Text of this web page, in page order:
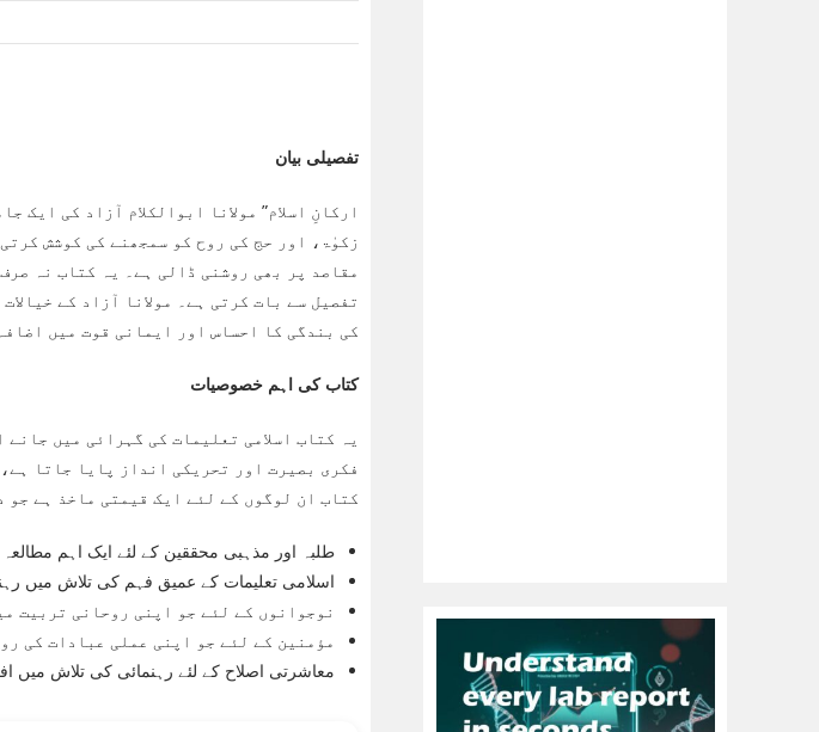
تفصیلی بیان
زکوٰۃ، اور حج کی روح کو سمجھنے کی کوشش
مقاصد پر بھی روشنی ڈالی ہے۔ یہ کتاب نہ
تفصیل سے بات کرتی ہے۔ مولانا آزاد کے
کی بندگی کا احساس اور ایمانی قوت میں
کتاب کی اہم خصوصیات
یہ کتاب اسلامی تعلیمات کی گہرائی میں
فکری بصیرت اور تحریکی انداز پایا جاتا
کتاب ان لوگوں کے لئے ایک قیمتی ماخذ ہے جو
طلبہ اور مذہبی محققین کے لئے ایک اہم مطالعہ
اسلامی تعلیمات کے عمیق فہم کی تلاش میں
نوجوانوں کے لئے جو اپنی روحانی تربیت
مؤمنین کے لئے جو اپنی عملی عبادات کی
معاشرتی اصلاح کے لئے رہنمائی کی تلاش میں